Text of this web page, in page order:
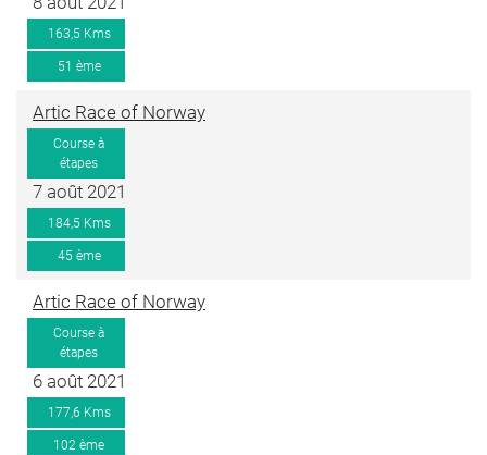
163,5 Kms
51 ème
Artic Race of Norway
Course à
étapes
7 août 2021
184,5 Kms
45 ème
Artic Race of Norway
Course à
étapes
6 août 2021
177,6 Kms
102 ème